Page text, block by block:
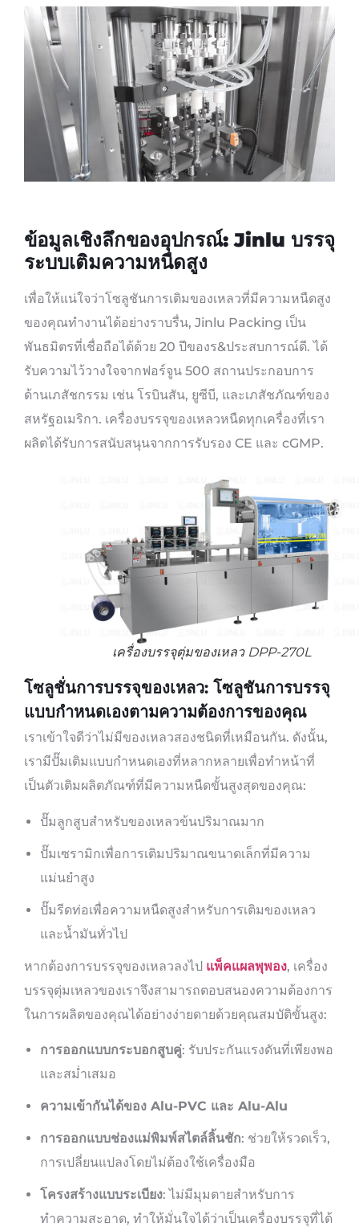
ข้อมูลเชิงลึกของอุปกรณ์: Jinlu บรรจุ
ระบบเติมความหนืดสูง
เพื่อให้แน่ใจว่าโซลูชันการเติมของเหลวที่มีความหนืดสูง
ของคุณทำงานได้อย่างราบรื่น, Jinlu Packing เป็น
พันธมิตรที่เชื่อถือได้ด้วย 20 ปีของร&ประสบการณ์ดี. ได้
รับความไว้วางใจจากฟอร์จูน 500 สถานประกอบการ
ด้านเภสัชกรรม เช่น โรบินสัน, ยูซีบี, และเภสัชภัณฑ์ของ
สหรัฐอเมริกา. เครื่องบรรจุของเหลวหนืดทุกเครื่องที่เรา
ผลิตได้รับการสนับสนุนจากการรับรอง CE และ cGMP.
เครื่องบรรจุตุ่มของเหลว DPP-270L
โซลูชั่นการบรรจุของเหลว: โซลูชันการบรรจุ
แบบกำหนดเองตามความต้องการของคุณ
เราเข้าใจดีว่าไม่มีของเหลวสองชนิดที่เหมือนกัน. ดังนั้น,
เรามีปั๊มเติมแบบกำหนดเองที่หลากหลายเพื่อทำหน้าที่
เป็นตัวเติมผลิตภัณฑ์ที่มีความหนืดขั้นสูงสุดของคุณ:
ปั๊มลูกสูบสำหรับของเหลวข้นปริมาณมาก
ปั๊มเซรามิกเพื่อการเติมปริมาณขนาดเล็กที่มีความ
แม่นยำสูง
ปั๊มรีดท่อเพื่อความหนืดสูงสำหรับการเติมของเหลว
และน้ำมันทั่วไป
หากต้องการบรรจุของเหลวลงไป แพ็คแผลพุพอง, เครื่อง
บรรจุตุ่มเหลวของเราจึงสามารถตอบสนองความต้องการ
ในการผลิตของคุณได้อย่างง่ายดายด้วยคุณสมบัติขั้นสูง:
การออกแบบกระบอกสูบคู่: รับประกันแรงดันที่เพียงพอ
และสม่ำเสมอ
ความเข้ากันได้ของ Alu-PVC และ Alu-Alu
การออกแบบช่องแม่พิมพ์สไตล์ลิ้นชัก: ช่วยให้รวดเร็ว,
การเปลี่ยนแปลงโดยไม่ต้องใช้เครื่องมือ
โครงสร้างแบบระเบียง: ไม่มีมุมตายสำหรับการ
ทำความสะอาด, ทำให้มั่นใจได้ว่าเป็นเครื่องบรรจุที่ได้